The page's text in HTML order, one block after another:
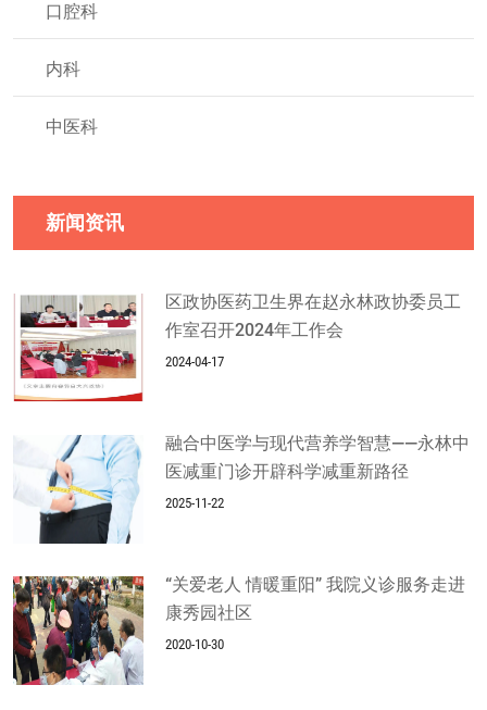
口腔科
内科
中医科
新闻资讯
区政协医药卫生界在赵永林政协委员工
作室召开2024年工作会
2024-04-17
融合中医学与现代营养学智慧——永林中
医减重门诊开辟科学减重新路径
2025-11-22
“关爱老人 情暖重阳” 我院义诊服务走进
康秀园社区
2020-10-30